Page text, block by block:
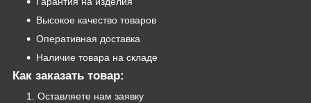
Высокое качество товаров
Оперативная доставка
Наличие товара на складе
Как заказать товар:
Оставляете нам заявку